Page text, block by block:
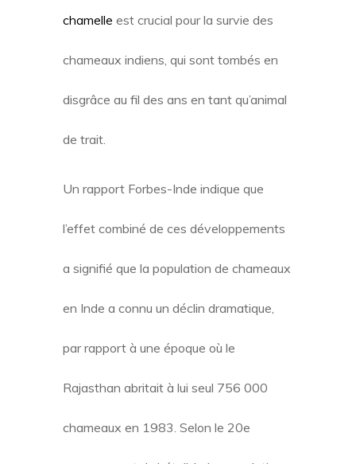
chamelle est crucial pour la survie des
chameaux indiens, qui sont tombés en
disgrâce au fil des ans en tant qu’animal
de trait.
Un rapport Forbes-Inde indique que
l’effet combiné de ces développements
a signifié que la population de chameaux
en Inde a connu un déclin dramatique,
par rapport à une époque où le
Rajasthan abritait à lui seul 756 000
chameaux en 1983. Selon le 20e